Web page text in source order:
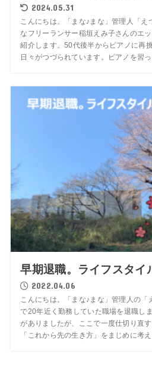
2024.05.31
こんにちは。「まな♪まな」管理人「え
なフリーランサー稲垣えみ子さんのエ
紹介します。50代後半からピアノに再
日々がつづられています。ピアノを習っ
早期退職。ライフスタイ
2022.04.06
こんにちは。「まな♪まな」管理人の
で20年近く勤務していた職場を退職し
がありましたが、ここで一度仕切り直
「これから先の生き方」をまじめに考え